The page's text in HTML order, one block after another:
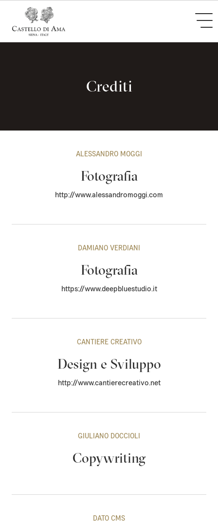
Crediti
ALESSANDRO MOGGI
Fotografia
http://www.alessandromoggi.com
DAMIANO VERDIANI
Fotografia
https://www.deepbluestudio.it
CANTIERE CREATIVO
Design e Sviluppo
http://www.cantierecreativo.net
GIULIANO DOCCIOLI
Copywriting
DATO CMS